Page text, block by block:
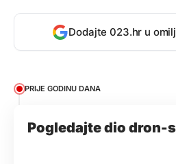
Dodajte 023.hr u
PRIJE GODINU DANA
Pogledajte dio dron-